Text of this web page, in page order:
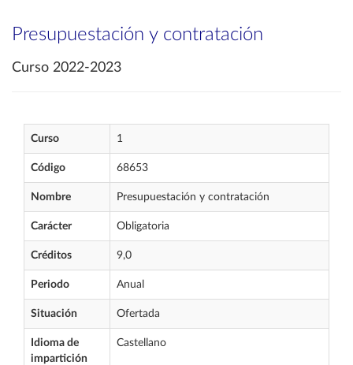
Presupuestación y contratación
Curso 2022-2023
Curso 1
Código 68653
Nombre Presupuestación y contratación
Carácter Obligatoria
Créditos 9,0
Periodo Anual
Situación Ofertada
Idioma de
impartición
Castellano